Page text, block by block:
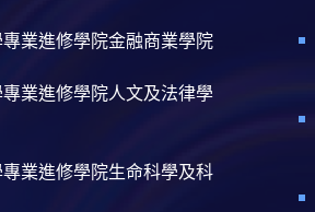
業進修學院金融商業學院
業進修學院人文及法律學
業進修學院生命科學及科